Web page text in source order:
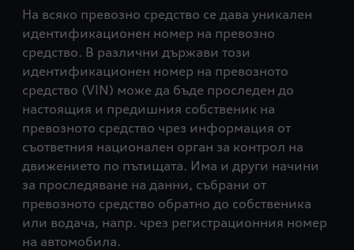
На всяко превозно средство се дава уникален
идентификационен номер на превозно
средство. В различни държави този
идентификационен номер на превозното
средство (VIN) може да бъде проследен до
настоящия и предишния собственик на
превозното средство чрез информация от
съответния национален орган за контрол на
движението по пътищата. Има и други начини
за проследяване на данни, събрани от
превозното средство обратно до собственика
или водача, напр. чрез регистрационния номер
на автомобила.